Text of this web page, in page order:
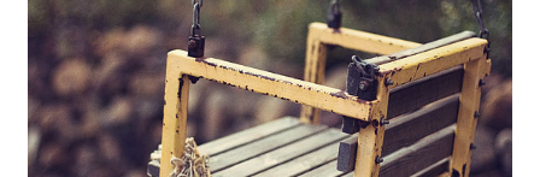
Account
Registrati
Contattaci